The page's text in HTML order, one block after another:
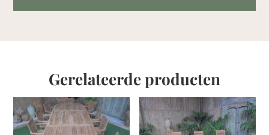
Gerelateerde producten